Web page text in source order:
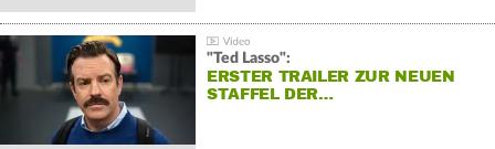
"Ted Lasso":
ERSTER TRAILER ZUR NEUEN
STAFFEL DER…